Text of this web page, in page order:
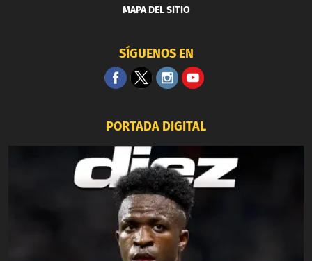
MAPA DEL SITIO
SÍGUENOS EN
PORTADA DIGITAL